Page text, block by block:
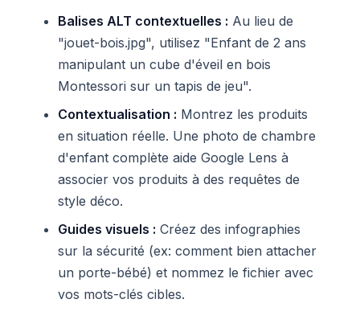
Balises ALT contextuelles : Au lieu de
"jouet-bois.jpg", utilisez "Enfant de 2 ans
manipulant un cube d'éveil en bois
Montessori sur un tapis de jeu".
Contextualisation : Montrez les produits
en situation réelle. Une photo de chambre
d'enfant complète aide Google Lens à
associer vos produits à des requêtes de
style déco.
Guides visuels : Créez des infographies
sur la sécurité (ex: comment bien attacher
un porte-bébé) et nommez le fichier avec
vos mots-clés cibles.